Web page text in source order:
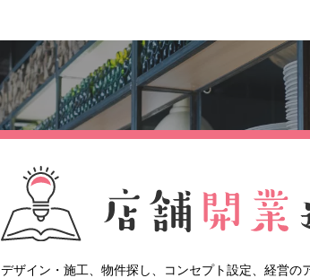
デザイン・施工、物件探し、
コンセプト設定、経営の